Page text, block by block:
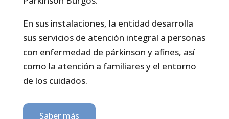
En sus instalaciones, la entidad desarrolla
sus servicios de atención integral a personas
con enfermedad de párkinson y afines, así
como la atención a familiares y el entorno
de los cuidados.
Saber más